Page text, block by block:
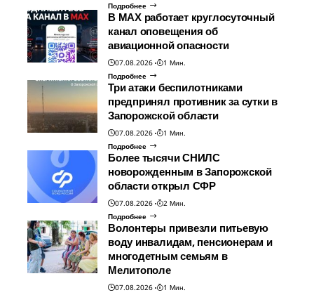
Подробнее
В МАХ работает круглосуточный
канал оповещения об
авиационной опасности
07.08.2026
1 Мин.
Подробнее
Три атаки беспилотниками
предпринял противник за сутки в
Запорожской области
07.08.2026
1 Мин.
Подробнее
Более тысячи СНИЛС
новорожденным в Запорожской
области открыл СФР
07.08.2026
2 Мин.
Подробнее
Волонтеры привезли питьевую
воду инвалидам, пенсионерам и
многодетным семьям в
Мелитополе
07.08.2026
1 Мин.